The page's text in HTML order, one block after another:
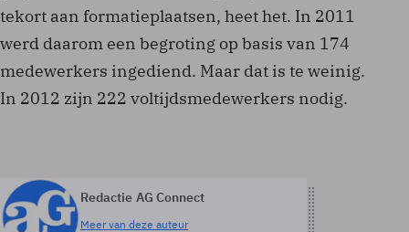
tekort aan formatieplaatsen, heet het. In 2011
werd daarom een begroting op basis van 174
medewerkers ingediend. Maar dat is te weinig.
In 2012 zijn 222 voltijdsmedewerkers nodig.
Redactie AG Connect
Meer van deze auteur